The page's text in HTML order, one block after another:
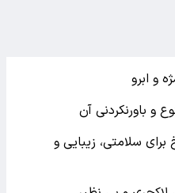
و ابرو
و باورنکردنی آن
سلامتی، زیبایی و